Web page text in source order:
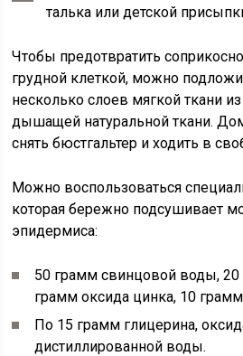
талька или детской
Чтобы предотвратить
грудной клеткой, можно
несколько слоев мягкой ткани
дышащей натуральной ткани.
снять бюстгальтер и ходить в
Можно воспользоваться
которая бережно подсушивает
эпидермиса:
50 грамм свинцовой воды, 20
грамм оксида цинка, 10
По 15 грамм глицерина,
дистиллированной воды.